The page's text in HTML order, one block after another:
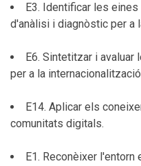
E3. Identificar les
d'anàlisi i diagnòstic per a
E6. Sintetitzar i
per a la
E14. Aplicar els
comunitats digitals.
E1. Reconèixer l'entorn